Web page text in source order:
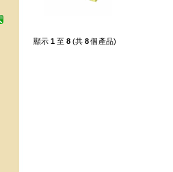
顯示 1 至 8 (共 8個產品)